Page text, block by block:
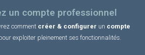
un compte professionnel
comment créer & configurer un compte
exploiter pleinement ses fonctionnalités.